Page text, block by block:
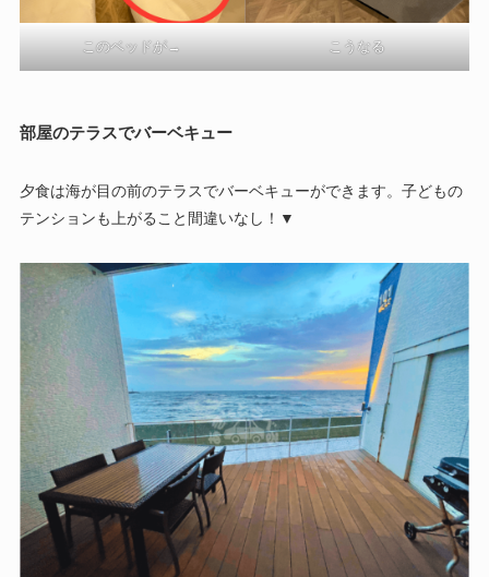
このベッドが→ こうなる
部屋のテラスでバーベキュー
夕食は海が目の前のテラスでバーベキューができます。子どもの
テンションも上がること間違いなし！▼